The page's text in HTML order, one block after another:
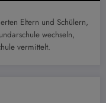
Eltern und Schülern,
wechseln,
vermittelt.